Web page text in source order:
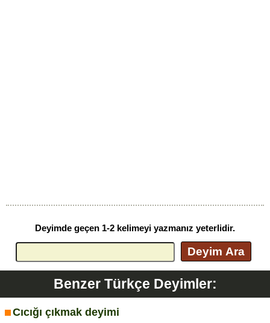
Deyimde geçen 1-2 kelimeyi yazmanız yeterlidir.
Deyim Ara
Benzer Türkçe Deyimler:
Cıcığı çıkmak deyimi